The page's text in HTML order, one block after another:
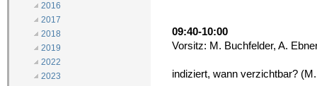
2016
2017
2018
2019
2022
2023
09:40-10:00
Vorsitz: M. Buchfelder, A.
indiziert, wann verzichtbar?